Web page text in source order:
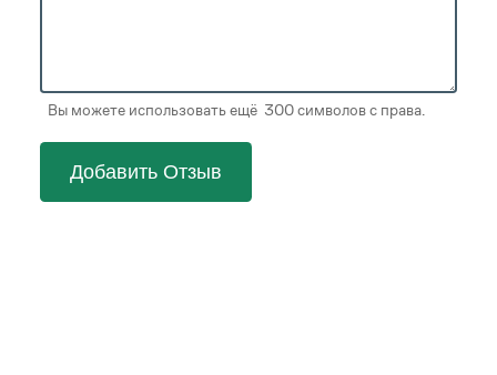
Вы можете использовать ещё 300 символов с права.
Добавить Отзыв